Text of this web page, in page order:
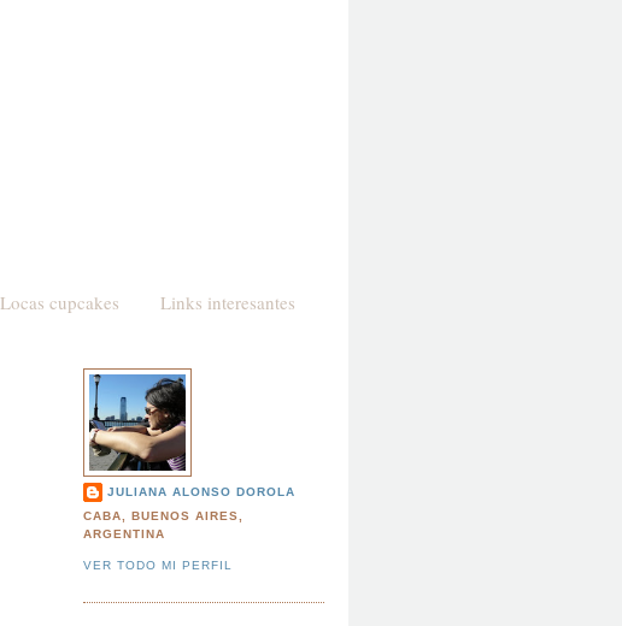
Locas cupcakes Links interesantes
JULIANA ALONSO DOROLA
CABA, BUENOS AIRES,
ARGENTINA
VER TODO MI PERFIL